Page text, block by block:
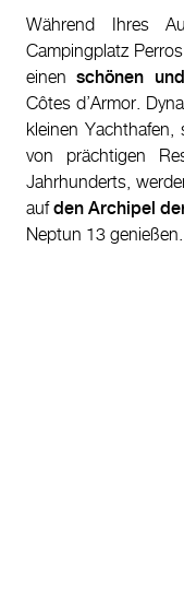
Während Ihres
Campingplatz
einenschönen
Côtes d’Armor.
kleinen
von prächtigen
Jahrhunderts,
aufden Archipel
Neptun 13 genießen.